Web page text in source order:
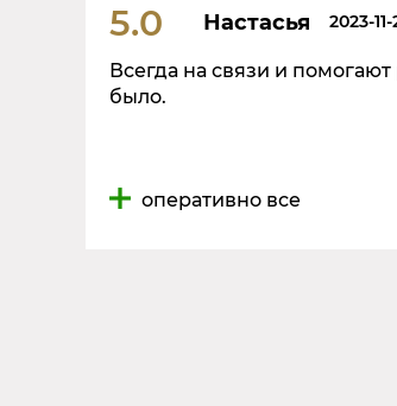
5.0 Настасья 2023-
Всегда на связи и
было.
оперативно все